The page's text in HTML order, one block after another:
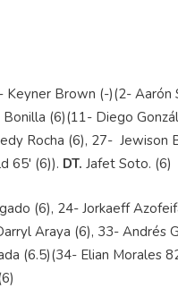
Brown (-)(2- Aarón
(6)(11- Diego
Rocha (6), 27-
65' (6)). DT. Jafet Soto. (6)
(6), 24- Jorkaeff
Araya (6), 33- Andrés
(6.5)(34- Elian Morales